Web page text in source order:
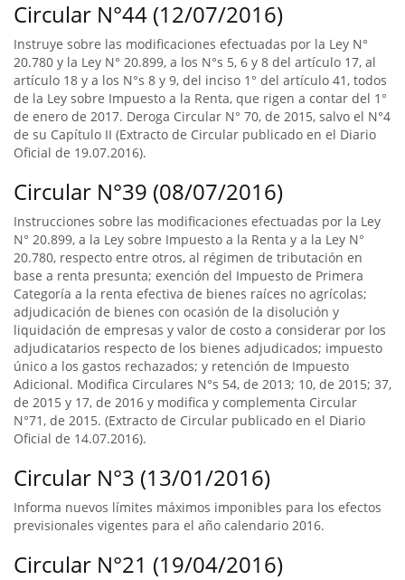
Circular N°44 (12/07/2016)
Instruye sobre las modificaciones efectuadas por la Ley N°
20.780 y la Ley N° 20.899, a los N°s 5, 6 y 8 del artículo 17, al
artículo 18 y a los N°s 8 y 9, del inciso 1° del artículo 41, todos
de la Ley sobre Impuesto a la Renta, que rigen a contar del 1°
de enero de 2017. Deroga Circular N° 70, de 2015, salvo el N°4
de su Capítulo II (Extracto de Circular publicado en el Diario
Oficial de 19.07.2016).
Circular N°39 (08/07/2016)
Instrucciones sobre las modificaciones efectuadas por la Ley
N° 20.899, a la Ley sobre Impuesto a la Renta y a la Ley N°
20.780, respecto entre otros, al régimen de tributación en
base a renta presunta; exención del Impuesto de Primera
Categoría a la renta efectiva de bienes raíces no agrícolas;
adjudicación de bienes con ocasión de la disolución y
liquidación de empresas y valor de costo a considerar por los
adjudicatarios respecto de los bienes adjudicados; impuesto
único a los gastos rechazados; y retención de Impuesto
Adicional. Modifica Circulares N°s 54, de 2013; 10, de 2015; 37,
de 2015 y 17, de 2016 y modifica y complementa Circular
N°71, de 2015. (Extracto de Circular publicado en el Diario
Oficial de 14.07.2016).
Circular N°3 (13/01/2016)
Informa nuevos límites máximos imponibles para los efectos
previsionales vigentes para el año calendario 2016.
Circular N°21 (19/04/2016)